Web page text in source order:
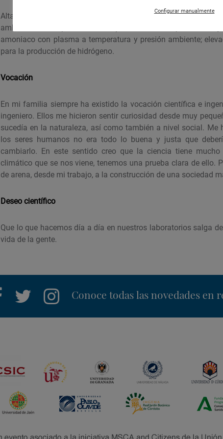
Altas tasas de eliminación de CO
en condiciones reales de
ambiente, con impurezas de aire); altas tasas de producción
amoniaco con plasma a temperatura y presión ambiente;
para la producción de hidrógeno.
Vocación
En mi familia siempre ha existido la vocación científica e
ingeniero. Ellos me hicieron sentir curiosidad desde muy
sucedía en la naturaleza, así como también a nivel social. Me
los seres humanos no era todo lo buena y justa que
cambiarlo. En este sentido creo que la ciencia tiene
climático que se nos viene, tenemos una prueba clara de ello.
de arena, desde mi trabajo, a la construcción de una sociedad
Deseo científico
Que lo que hacemos día a día en nuestros laboratorios salga
vida de la gente.
facebooktwitter instagram
Conoce todas las novedades en
Configurar manualmente